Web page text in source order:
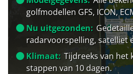
golfmodellen GFS, ICON,
Nu uitgezonden:
radarvoorspelling, satelliet
Klimaat: Tijdreeks van het
stappen van 10 dagen.